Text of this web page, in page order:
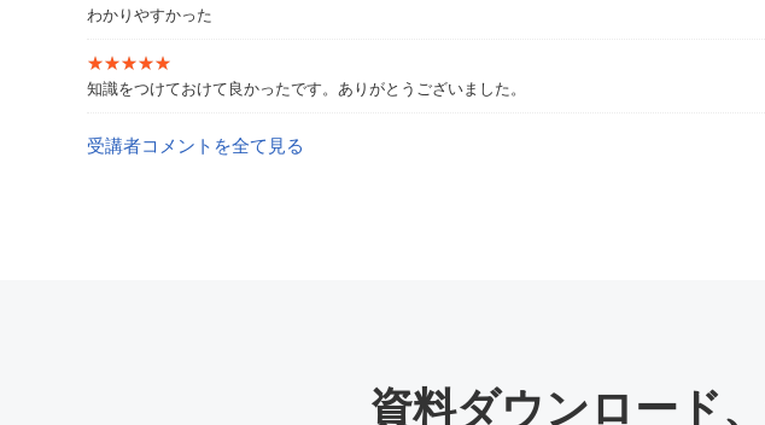
わかりやすかった
★★★★★
★★★★★
知識をつけておけて良かったです。ありがとうございました。
受講者コメントを全て見る
資料ダウンロード、